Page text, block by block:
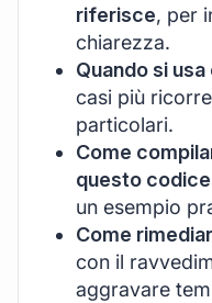
riferisce, per
chiarezza.
Quando si usa
casi più
particolari.
Come
questo codice
un esempio
Come
con il
aggravare